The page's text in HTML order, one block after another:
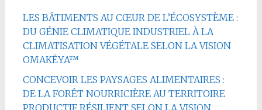
LES BÂTIMENTS AU CŒUR DE L’ÉCOSYSTÈME :
DU GÉNIE CLIMATIQUE INDUSTRIEL À LA
CLIMATISATION VÉGÉTALE SELON LA VISION
OMAKËYA™
CONCEVOIR LES PAYSAGES ALIMENTAIRES :
DE LA FORÊT NOURRICIÈRE AU TERRITOIRE
PRODUCTIF RÉSILIENT SELON LA VISION